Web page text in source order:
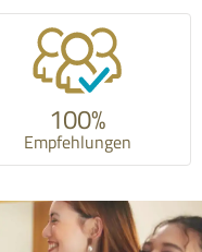
100%
Empfehlungen